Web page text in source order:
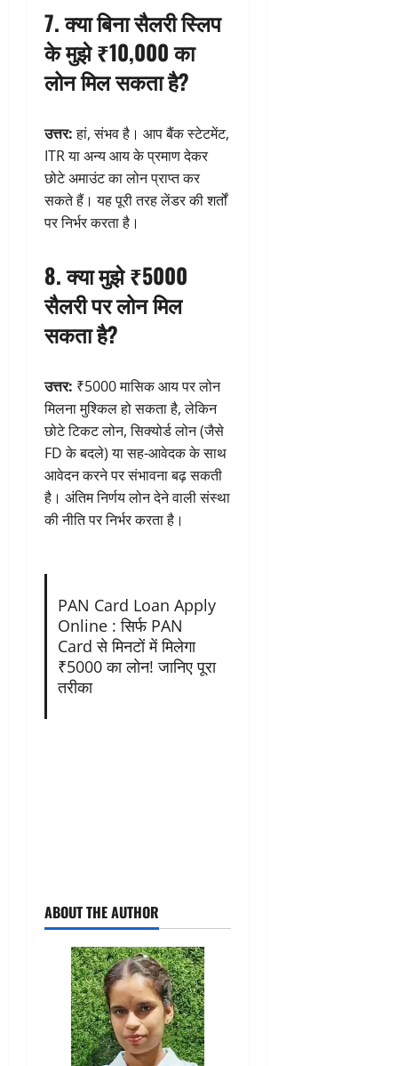
7. क्या बिना सैलरी स्लिप
के मुझे ₹10,000 का
लोन मिल सकता है?
उत्तर:हां, संभव है। आप बैंक स्टेटमेंट,
ITR या अन्य आय के प्रमाण देकर
छोटे अमाउंट का लोन प्राप्त कर
सकते हैं। यह पूरी तरह लेंडर की शर्तों
पर निर्भर करता है।
8. क्या मुझे ₹5000
सैलरी पर लोन मिल
सकता है?
उत्तर: ₹5000 मासिक आय पर लोन
मिलना मुश्किल हो सकता है, लेकिन
छोटे टिकट लोन, सिक्योर्ड लोन (जैसे
FD के बदले) या सह-आवेदक के साथ
आवेदन करने पर संभावना बढ़ सकती
है। अंतिम निर्णय लोन देने वाली संस्था
की नीति पर निर्भर करता है।
PAN Card Loan Apply
Online : सिर्फ PAN
Card से मिनटों में मिलेगा
₹5000 का लोन! जानिए पूरा
तरीका
ABOUT THE AUTHOR